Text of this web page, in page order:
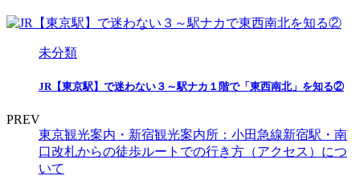
未分類
JR【東京駅】で迷わない３～駅ナカ１階で「東西南北」を知る②
PREV
東京観光案内・新宿観光案内所：小田急線新宿駅・南
口改札からの徒歩ルートでの行き方（アクセス）につ
いて